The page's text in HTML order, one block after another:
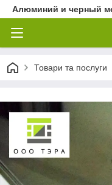
Алюминий и черный
Товари та послуги